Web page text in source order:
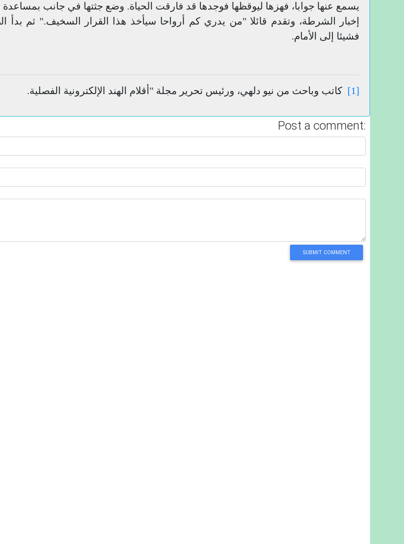
يسمع عنها جوابا، فهزها ليوقظها فوجدها قد فارقت الحياة. وضع جثتها في جانب
إخبار الشرطة، وتقدم قائلا "من يدري كم أرواحا سيأخذ هذا القرار السخيف." ثم بدأ
فشيئا إلى الأمام.
[1] كاتب وباحث من نيو دلهي، ورئيس تحرير مجلة "أقلام الهند الإلكترونية الفصلية.
Post a comment:
SUBMIT COMMENT